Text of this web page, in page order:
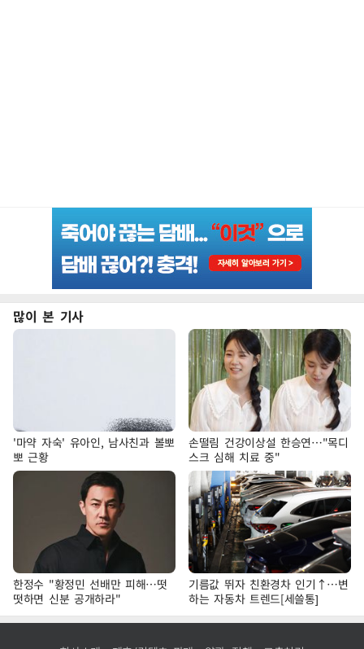
많이 본 기사
'마약 자숙' 유아인, 남사친과 볼뽀
뽀 근황
손떨림 건강이상설 한승연…"목디
스크 심해 치료 중"
한정수 "황정민 선배만 피해…떳
떳하면 신분 공개하라"
기름값 뛰자 친환경차 인기↑…변
하는 자동차 트렌드[세쓸통]